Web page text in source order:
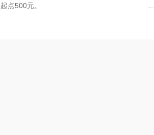
点500元。